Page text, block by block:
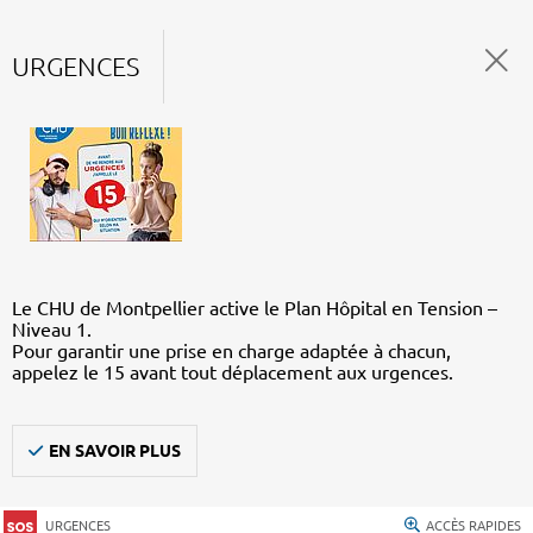
URGENCES
Le CHU de Montpellier active le Plan Hôpital en Tension –
Niveau 1.
Pour garantir une prise en charge adaptée à chacun,
appelez le 15 avant tout déplacement aux urgences.
EN SAVOIR PLUS
URGENCES ACCÈS RAPIDES